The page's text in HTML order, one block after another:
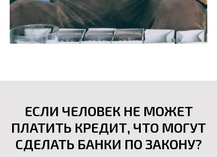
ЕСЛИ ЧЕЛОВЕК НЕ МОЖЕТ
ПЛАТИТЬ КРЕДИТ, ЧТО МОГУТ
СДЕЛАТЬ БАНКИ ПО ЗАКОНУ?